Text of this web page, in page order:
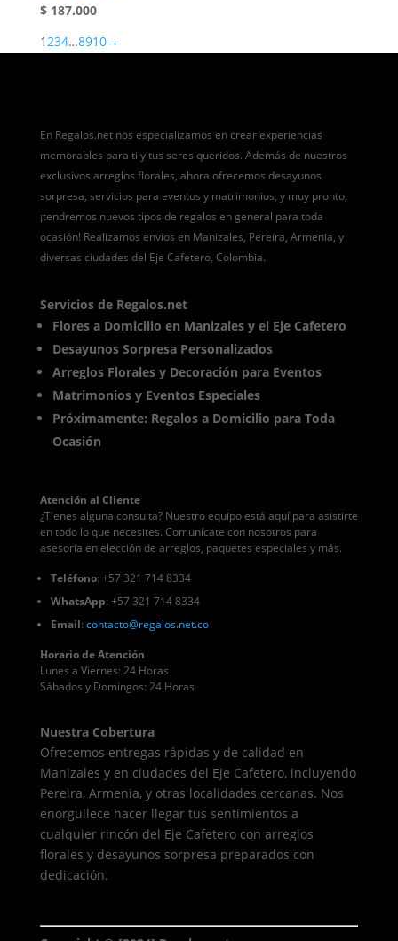
$187.000
1234…8910→
En Regalos.net nos especializamos en crear experiencias
memorables para ti y tus seres queridos. Además de nuestros
exclusivos arreglos florales, ahora ofrecemos desayunos
sorpresa, servicios para eventos y matrimonios, y muy pronto,
¡tendremos nuevos tipos de regalos en general para toda
ocasión! Realizamos envíos en Manizales, Pereira, Armenia, y
diversas ciudades del Eje Cafetero, Colombia.
Servicios de Regalos.net
Flores a Domicilio en Manizales y el Eje Cafetero
Desayunos Sorpresa Personalizados
Arreglos Florales y Decoración para Eventos
Matrimonios y Eventos Especiales
Próximamente: Regalos a Domicilio para Toda
Ocasión
Atención al Cliente
¿Tienes alguna consulta? Nuestro equipo está aquí para asistirte
en todo lo que necesites. Comunícate con nosotros para
asesoría en elección de arreglos, paquetes especiales y más.
Teléfono: +57 321 714 8334
WhatsApp: +57 321 714 8334
Email: contacto@regalos.net.co
Horario de Atención
Lunes a Viernes: 24 Horas
Sábados y Domingos: 24 Horas
Nuestra Cobertura
Ofrecemos entregas rápidas y de calidad en
Manizales y en ciudades del Eje Cafetero, incluyendo
Pereira, Armenia, y otras localidades cercanas. Nos
enorgullece hacer llegar tus sentimientos a
cualquier rincón del Eje Cafetero con arreglos
florales y desayunos sorpresa preparados con
dedicación.